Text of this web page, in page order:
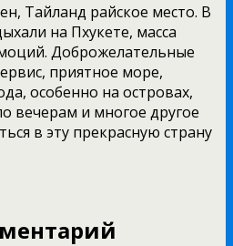
Тайланд райское место. В
на Пхукете, масса
Доброжелательные
приятное море,
особенно на островах,
вечерам и многое другое
в эту прекрасную страну